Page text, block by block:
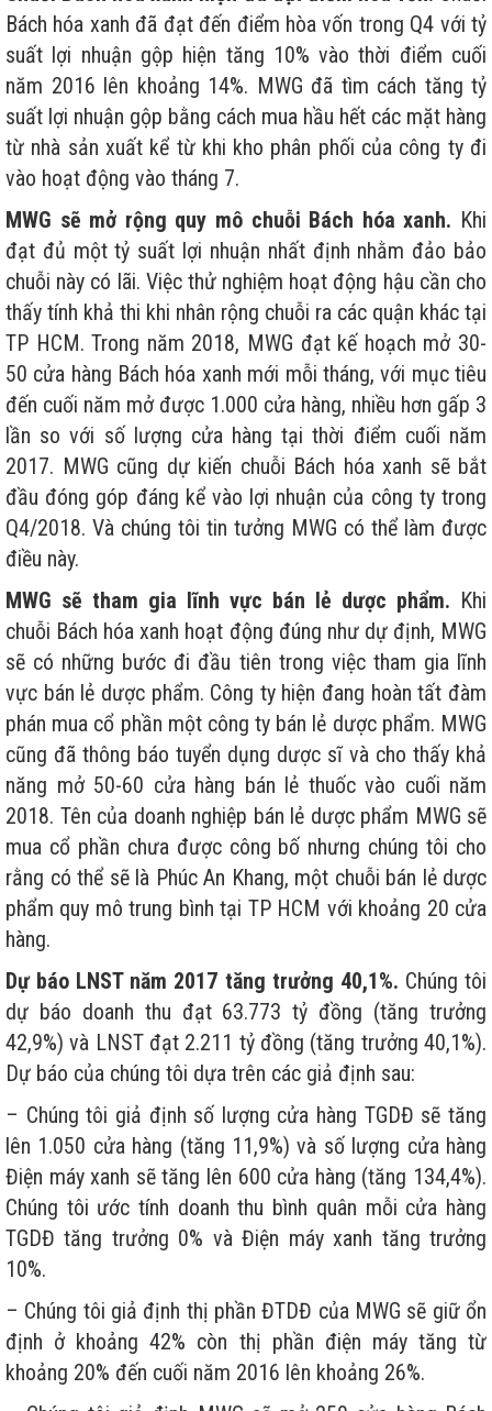
Bách hóa xanh đã đạt đến điểm hòa vốn trong Q4 với tỷ
suất lợi nhuận gộp hiện tăng 10% vào thời điểm cuối
năm 2016 lên khoảng 14%. MWG đã tìm cách tăng tỷ
suất lợi nhuận gộp bằng cách mua hầu hết các mặt hàng
từ nhà sản xuất kể từ khi kho phân phối của công ty đi
vào hoạt động vào tháng 7.
MWG sẽ mở rộng quy mô chuỗi Bách hóa xanh. Khi
đạt đủ một tỷ suất lợi nhuận nhất định nhằm đảo bảo
chuỗi này có lãi. Việc thử nghiệm hoạt động hậu cần cho
thấy tính khả thi khi nhân rộng chuỗi ra các quận khác tại
TP HCM. Trong năm 2018, MWG đạt kế hoạch mở 30-
50 cửa hàng Bách hóa xanh mới mỗi tháng, với mục tiêu
đến cuối năm mở được 1.000 cửa hàng, nhiều hơn gấp 3
lần so với số lượng cửa hàng tại thời điểm cuối năm
2017. MWG cũng dự kiến chuỗi Bách hóa xanh sẽ bắt
đầu đóng góp đáng kể vào lợi nhuận của công ty trong
Q4/2018. Và chúng tôi tin tưởng MWG có thể làm được
điều này.
MWG sẽ tham gia lĩnh vực bán lẻ dược phẩm. Khi
chuỗi Bách hóa xanh hoạt động đúng như dự định, MWG
sẽ có những bước đi đầu tiên trong việc tham gia lĩnh
vực bán lẻ dược phẩm. Công ty hiện đang hoàn tất đàm
phán mua cổ phần một công ty bán lẻ dược phẩm. MWG
cũng đã thông báo tuyển dụng dược sĩ và cho thấy khả
năng mở 50-60 cửa hàng bán lẻ thuốc vào cuối năm
2018. Tên của doanh nghiệp bán lẻ dược phẩm MWG sẽ
mua cổ phần chưa được công bố nhưng chúng tôi cho
rằng có thể sẽ là Phúc An Khang, một chuỗi bán lẻ dược
phẩm quy mô trung bình tại TP HCM với khoảng 20 cửa
hàng.
Dự báo LNST năm 2017 tăng trưởng 40,1%. Chúng tôi
dự báo doanh thu đạt 63.773 tỷ đồng (tăng trưởng
42,9%) và LNST đạt 2.211 tỷ đồng (tăng trưởng 40,1%).
Dự báo của chúng tôi dựa trên các giả định sau:
– Chúng tôi giả định số lượng cửa hàng TGDĐ sẽ tăng
lên 1.050 cửa hàng (tăng 11,9%) và số lượng cửa hàng
Điện máy xanh sẽ tăng lên 600 cửa hàng (tăng 134,4%).
Chúng tôi ước tính doanh thu bình quân mỗi cửa hàng
TGDĐ tăng trưởng 0% và Điện máy xanh tăng trưởng
10%.
– Chúng tôi giả định thị phần ĐTDĐ của MWG sẽ giữ ổn
định ở khoảng 42% còn thị phần điện máy tăng từ
khoảng 20% đến cuối năm 2016 lên khoảng 26%.